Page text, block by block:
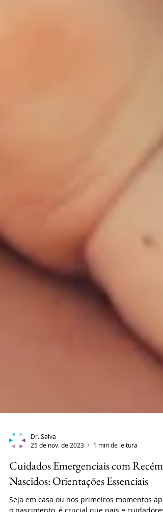
25 de nov. de 2023
1 min de leitura
Cuidados Emergenciais com Recém-
Nascidos: Orientações Essenciais